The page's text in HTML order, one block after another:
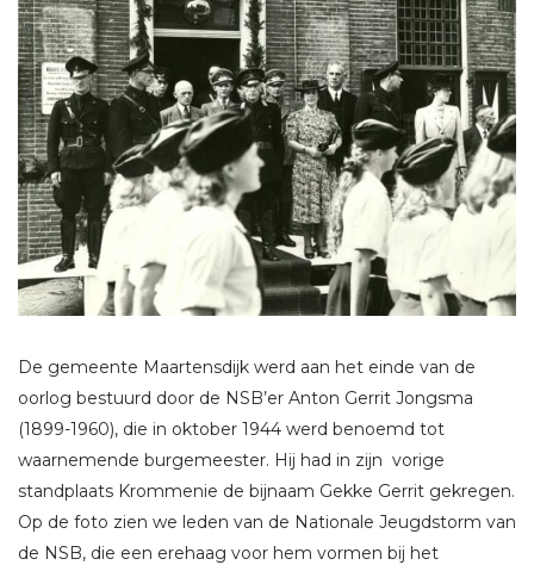
De gemeente Maartensdijk werd aan het einde van de
oorlog bestuurd door de NSB’er Anton Gerrit Jongsma
(1899-1960), die in oktober 1944 werd benoemd tot
waarnemende burgemeester. Hij had in zijn vorige
standplaats Krommenie de bijnaam Gekke Gerrit gekregen.
Op de foto zien we leden van de Nationale Jeugdstorm van
de NSB, die een erehaag voor hem vormen bij het